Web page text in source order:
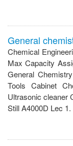
General
Chemical
Max Capacity
General
Tools Cabinet
Ultrasonic cleaner
Still A4000D Lec